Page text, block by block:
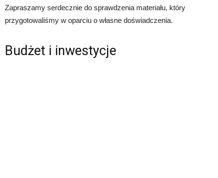
Zapraszamy serdecznie do sprawdzenia materiału, który
przygotowaliśmy w oparciu o własne doświadczenia.
Budżet i inwestycje